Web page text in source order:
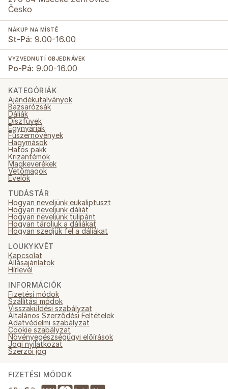
Česko
NÁKUP NA MÍSTĚ
St-Pá: 9.00-16.00
VYZVEDNUTÍ OBJEDNÁVEK
Po-Pá: 9.00-16.00
KATEGÓRIÁK
Ajándékutalványok
Bazsarózsák
Dáliák
Díszfüvek
Egynyáriak
Fűszernövények
Hagymások
Hatos pakk
Krizantémok
Magkeverékek
Vetőmagok
Évelők
TUDÁSTÁR
Hogyan neveljünk eukaliptuszt
Hogyan neveljünk dáliát
Hogyan neveljünk tulipánt
Hogyan tároljuk a dáliákat
Hogyan szedjük fel a dáliákat
LOUKYKVĚT
Kapcsolat
Állásajánlatok
Hírlevél
INFORMÁCIÓK
Fizetési módok
Szállítási módok
Visszaküldési szabályzat
Általános Szerződési Feltételek
Adatvédelmi szabályzat
Cookie szabályzat
Növényegészségügyi előírások
Jogi nyilatkozat
Szerzői jog
FIZETÉSI MÓDOK